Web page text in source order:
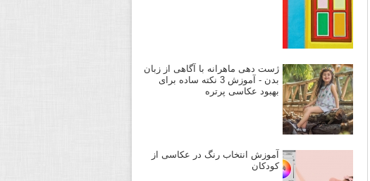
ژست دهی ماهرانه با آگاهی از زبان
بدن - آموزش 3 نکته ساده برای
بهبود عکاسی پرتره
آموزش انتخاب رنگ در عکاسی از
کودکان